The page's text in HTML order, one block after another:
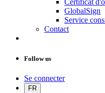
Certificat
GlobalSign
Service
Contact
Follow us
Se connecter
FR